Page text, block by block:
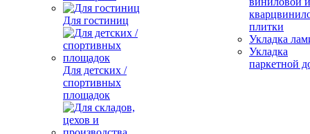
Для гостиниц
Для детских /
спортивных
площадок
плитки
Укладка
Укладка
паркетной